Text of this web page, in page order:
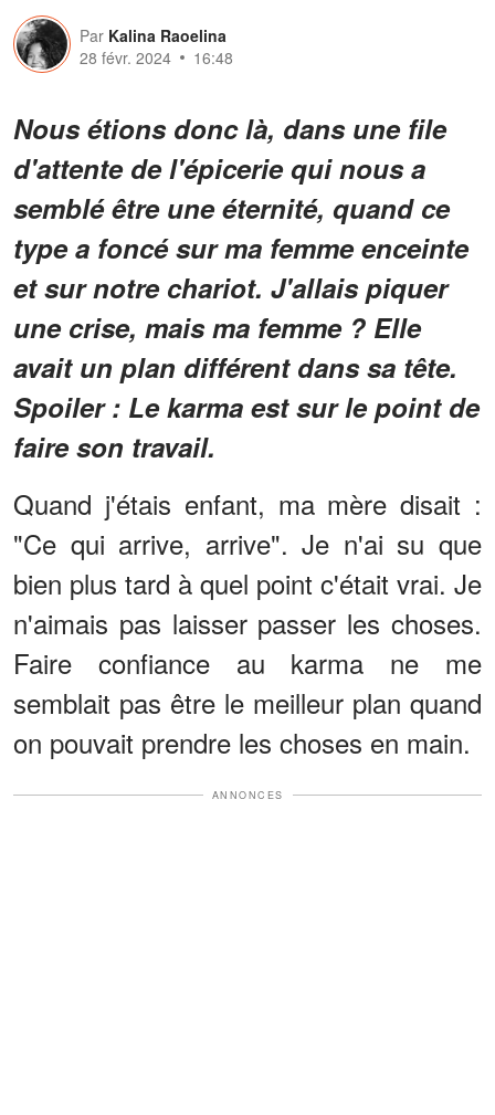
Par Kalina Raoelina
28 févr. 2024
16:48
Nous étions donc là, dans une file
d'attente de l'épicerie qui nous a
semblé être une éternité, quand ce
type a foncé sur ma femme enceinte
et sur notre chariot. J'allais piquer
une crise, mais ma femme ? Elle
avait un plan différent dans sa tête.
Spoiler : Le karma est sur le point de
faire son travail.
Quand j'étais enfant, ma mère disait :
"Ce qui arrive, arrive". Je n'ai su que
bien plus tard à quel point c'était vrai. Je
n'aimais pas laisser passer les choses.
Faire confiance au karma ne me
semblait pas être le meilleur plan quand
on pouvait prendre les choses en main.
ANNONCES